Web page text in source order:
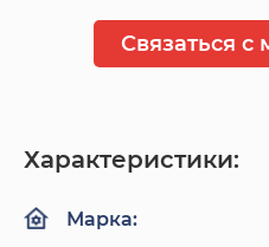
Связаться
Характеристики:
Марка: